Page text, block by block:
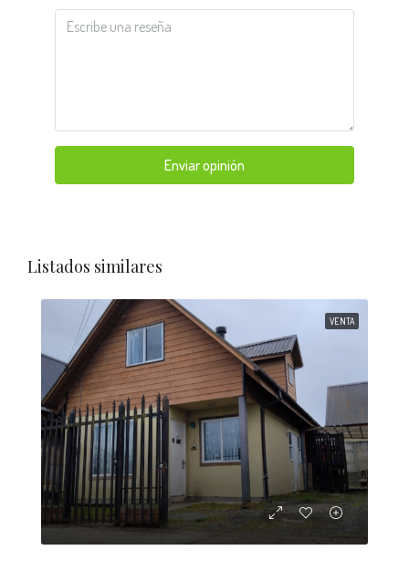
Enviar opinión
Listados similares
VENTA